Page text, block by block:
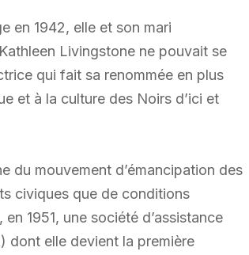
en 1942, elle et son mari
Livingstone ne pouvait se
qui fait sa renommée en plus
et à la culture des Noirs d’ici et
du mouvement d’émancipation des
civiques que de conditions
1951, une société d’assistance
dont elle devient la première